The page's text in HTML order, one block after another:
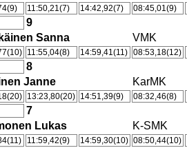
11:50,21(7) 14:42,92(7) 08:45,01(9)
9
Sanna VMK
11:55,04(8) 14:59,41(11) 08:53,18(12)
8
Janne KarMK
13:23,80(20) 14:51,39(9) 08:32,46(8)
7
Lukas K-SMK
11:59,42(9) 14:59,30(10) 08:50,44(10)